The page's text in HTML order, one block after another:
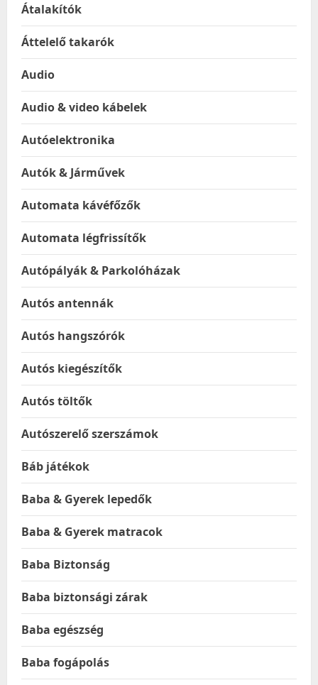
Átalakítók
Áttelelő takarók
Audio
Audio & video kábelek
Autóelektronika
Autók & Járművek
Automata kávéfőzők
Automata légfrissítők
Autópályák & Parkolóházak
Autós antennák
Autós hangszórók
Autós kiegészítők
Autós töltők
Autószerelő szerszámok
Báb játékok
Baba & Gyerek lepedők
Baba & Gyerek matracok
Baba Biztonság
Baba biztonsági zárak
Baba egészség
Baba fogápolás